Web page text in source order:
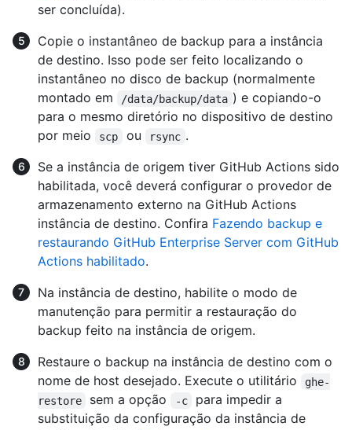
ser concluída).
Copie o instantâneo de backup para a instância
de destino. Isso pode ser feito localizando o
instantâneo no disco de backup (normalmente
montado em
/data/backup/data ) e copiando-o
para o mesmo diretório no dispositivo de destino
por meio
scp ou rsync .
Se a instância de origem tiver GitHub Actions sido
habilitada, você deverá configurar o provedor de
armazenamento externo na GitHub Actions
instância de destino. Confira Fazendo backup e
restaurando GitHub Enterprise Server com GitHub
Actions habilitado.
Na instância de destino, habilite o modo de
manutenção para permitir a restauração do
backup feito na instância de origem.
Restaure o backup na instância de destino com o
nome de host desejado. Execute o utilitário
ghe-
restore
sem a opção -c
para impedir a
substituição da configuração da instância de